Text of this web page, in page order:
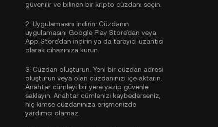
güvenilir ve bilinen bir kripto cüzdanı seçin.
2. Uygulamasını indirin: Cüzdanın
uygulamasını Google Play Store'dan veya
App Store'dan indirin ya da tarayıcı uzantısı
olarak cihazınıza kurun.
3. Cüzdan oluşturun: Yeni bir cüzdan adresi
oluşturun veya olan cüzdanınızı içe aktarın.
Anahtar cümleyi bir yere yazıp güvenle
saklayın. Anahtar cümlenizi kaybederseniz,
hiç kimse cüzdanınıza erişmenizde
yardımcı olamaz.